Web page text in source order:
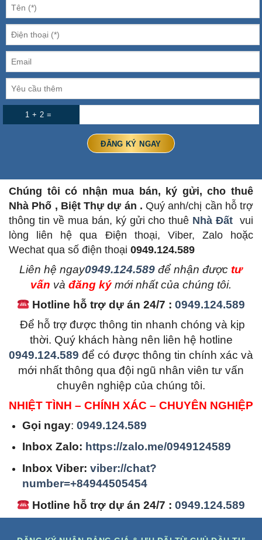
1 + 2 =
Chúng tôi có nhận mua bán, ký gửi, cho thuê
Nhà Phố , Biệt Thự dự án . Quý anh/chị cần hỗ trợ
thông tin về mua bán, ký gửi cho thuê Nhà Đất vui
lòng liên hệ qua Điện thoại, Viber, Zalo hoặc
Wechat qua số điện thoại 0949.124.589
Liên hệ ngay0949.124.589 để nhận được tư
vấn và đăng kýmới nhất của chúng tôi.
Hotline hỗ trợ dự án 24/7 :0949.124.589
Để hỗ trợ được thông tin nhanh chóng và kịp
thời. Quý khách hàng nên liên hệ hotline
0949.124.589 để có được thông tin chính xác và
mới nhất thông qua đội ngũ nhân viên tư vấn
chuyên nghiệp của chúng tôi.
NHIỆT TÌNH – CHÍNH XÁC – CHUYÊN NGHIỆP
Gọi ngay:0949.124.589
Inbox Zalo: https://zalo.me/0949124589
Inbox Viber:viber://chat?
number=+84944505454
Hotline hỗ trợ dự án 24/7 :0949.124.589